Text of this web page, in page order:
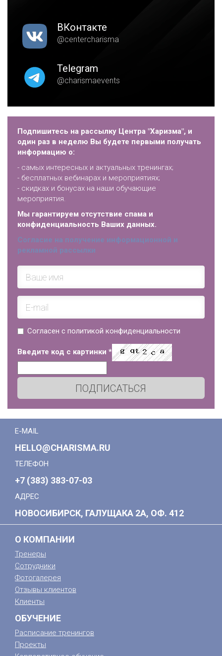
ВКонтакте
@centercharisma
Telegram
@charismaevents
Подпишитесь на рассылку Центра "Харизма", и
один раз в неделю Вы будете первыми получать
информацию о:
- самых интересных и актуальных тренингах;
- бесплатных вебинарах и мероприятиях;
- скидках и бонусах на наши обучающие
мероприятия.
Мы гарантируем отсутствие спама и
конфиденциальность Ваших данных.
Согласие на получение информационной и
рекламной рассылки
Согласен с политикой конфиденциальности
Введите код с картинки *
ПОДПИСАТЬСЯ
E-MAIL
HELLO@CHARISMA.RU
ТЕЛЕФОН
+7 (383) 383-07-03
АДРЕС
НОВОСИБИРСК, ГАЛУЩАКА 2А, ОФ. 412
О КОМПАНИИ
Тренеры
Сотрудники
Фотогалерея
Отзывы клиентов
Клиенты
ОБУЧЕНИЕ
Расписание тренингов
Проекты